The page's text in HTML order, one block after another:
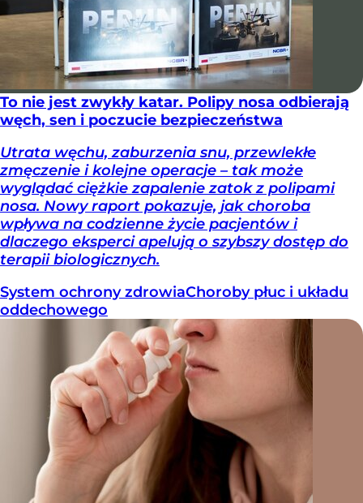
To nie jest zwykły katar. Polipy nosa odbierają
węch, sen i poczucie bezpieczeństwa
Utrata węchu, zaburzenia snu, przewlekłe
zmęczenie i kolejne operacje – tak może
wyglądać ciężkie zapalenie zatok z polipami
nosa. Nowy raport pokazuje, jak choroba
wpływa na codzienne życie pacjentów i
dlaczego eksperci apelują o szybszy dostęp do
terapii biologicznych.
System ochrony zdrowiaChoroby płuc i układu
oddechowego